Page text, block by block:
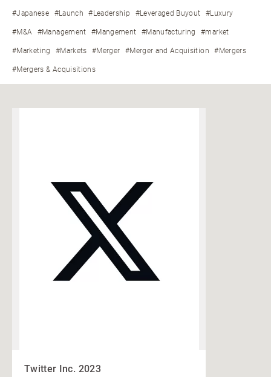
#Japanese #Launch #Leadership #Leveraged Buyout #Luxury
#M&A #Management #Mangement #Manufacturing #market
#Marketing #Markets #Merger #Merger and Acquisition #Mergers
#Mergers & Acquisitions
Twitter Inc. 2023